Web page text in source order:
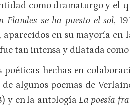
como dramaturgo y el
Flandes se ha puesto el sol,
aparecidos en su mayoría en
tan intensa y dilatada
hechas en
de algunos poemas de
y en la antología La poesía